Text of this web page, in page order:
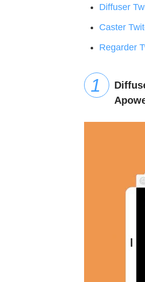
Diffuser
Caster
Regarder